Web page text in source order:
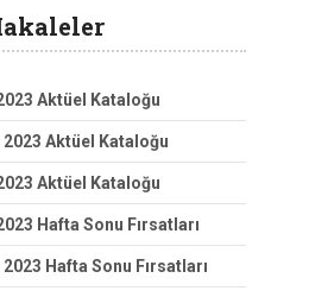
Aktüel Kataloğu
2023 Aktüel Kataloğu
Aktüel Kataloğu
Hafta Sonu Fırsatları
Hafta Sonu Fırsatları